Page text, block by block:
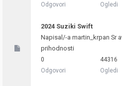
Odgovori
Ogledi
2024 Suziki Swift
Napisal/-a martin_krpan Sr
prihodnosti
0
Odgovori
44316
Ogledi